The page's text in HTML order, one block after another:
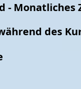
-
des